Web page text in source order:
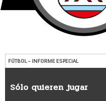
FÚTBOL – INFORME ESPECIAL
Sólo quieren jugar